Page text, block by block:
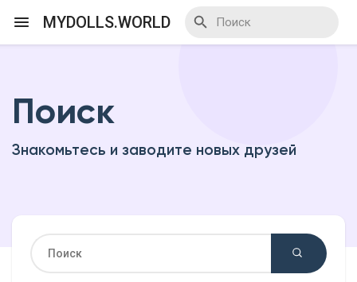
MYDOLLS.WORLD
Я организатор
Поиск
Знакомьтесь и заводите новых друзей